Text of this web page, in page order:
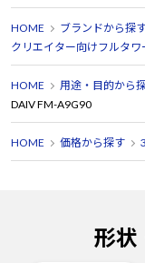
必要な周辺機器を
には十分価値があ
HOME ブランドから探
クリエイター向けフルタワ
HOME 用途・目的から
DAIV FM-A9G90
HOME 価格から探す
形状